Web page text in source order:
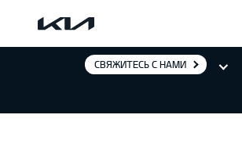
СВЯЖИТЕСЬ С НАМИ